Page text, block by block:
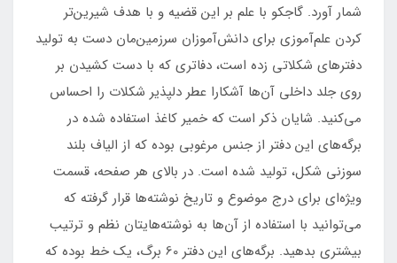
شمار آورد. گاجکو با علم بر این قضیه و با هدف شیرین‌تر
کردن علم‌آموزی برای دانش‌آموزان سرزمین‌مان دست به تولید
دفترهای شکلاتی زده است، دفاتری که با دست کشیدن بر
روی جلد داخلی آن‌ها آشکارا عطر دلپذیر شکلات را احساس
می‌کنید. شایان‌ ذکر است که خمیر کاغذ استفاده شده در
برگه‌های این دفتر از جنس مرغوبی بوده که از الیاف بلند
سوزنی شکل، تولید شده است. در بالای هر صفحه‌، قسمت
ویژه‌ا‌ی برای درج موضوع و تاریخ نوشته‌ها قرار گرفته که
می‌توانید با استفاده از آن‌ها به نوشته‌هایتان نظم و ترتیب
بیشتری بدهید. برگه‌های این دفتر 60 برگ، یک خط بوده که